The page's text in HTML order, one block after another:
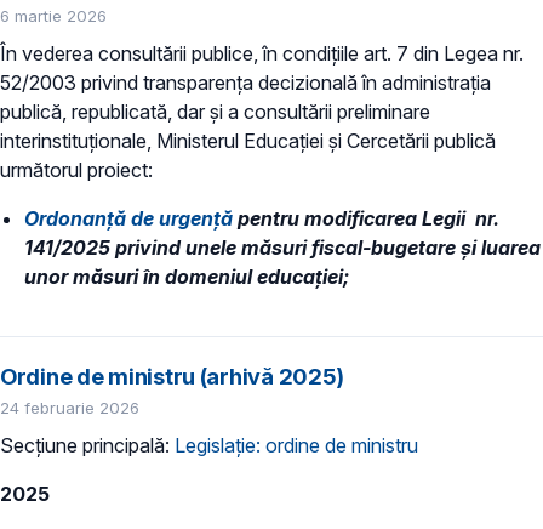
6 martie 2026
În vederea consultării publice, în condiţiile art. 7 din Legea nr.
52/2003 privind transparenţa decizională în administraţia
publică, republicată, dar și a consultării preliminare
interinstituționale, Ministerul Educaţiei și Cercetării publică
următorul proiect:
Ordonanță de urgență pentru modificarea Legii nr.
141/2025 privind unele măsuri fiscal-bugetare și luarea
unor măsuri în domeniul educației;
Ordine de ministru (arhivă 2025)
24 februarie 2026
Secțiune principală: Legislație: ordine de ministru
2025